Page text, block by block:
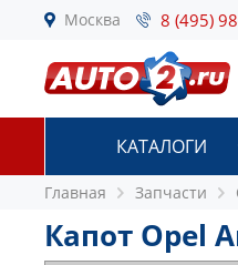
Москва 8 (495)
КАТАЛОГИ
Главная Запчасти
Капот Opel